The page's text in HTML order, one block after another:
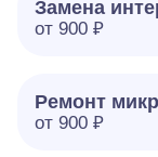
Замена
от 900 ₽
Ремонт
от 900 ₽